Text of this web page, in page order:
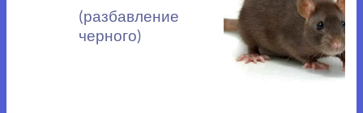
(разбавление
черного)